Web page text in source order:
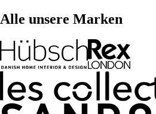
Alle unsere Marken